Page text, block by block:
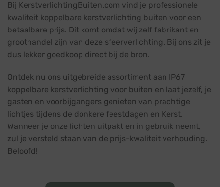
Bij KerstverlichtingBuiten.com vind je professionele
kwaliteit koppelbare kerstverlichting buiten voor een
betaalbare prijs. Dit komt omdat wij zelf fabrikant en
groothandel zijn van deze sfeerverlichting. Bij ons zit je
dus lekker goedkoop direct bij de bron.
Ontdek nu ons uitgebreide assortiment aan IP67
koppelbare kerstverlichting voor buiten en laat jezelf, je
gasten en voorbijgangers genieten van prachtige
lichtjes tijdens de donkere feestdagen en Kerst.
Wanneer je onze lichten uitpakt en in gebruik neemt,
zul je versteld staan van de prijs-kwaliteit verhouding.
Beloofd!